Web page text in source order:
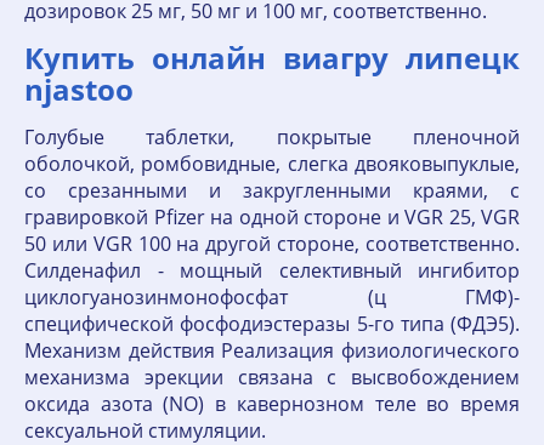
дозировок 25 мг, 50 мг и 100 мг, соответственно.
Купить онлайн виагру липецк
njastoo
Голубые таблетки, покрытые пленочной
оболочкой, ромбовидные, слегка двояковыпуклые,
со срезанными и закругленными краями, с
гравировкой Pfizer на одной стороне и VGR 25, VGR
50 или VGR 100 на другой стороне, соответственно.
Силденафил - мощный селективный ингибитор
циклогуанозинмонофосфат (ц ГМФ)-
специфической фосфодиэстеразы 5-го типа (ФДЭ5).
Механизм действия Реализация физиологического
механизма эрекции связана с высвобождением
оксида азота (NО) в кавернозном теле во время
сексуальной стимуляции.